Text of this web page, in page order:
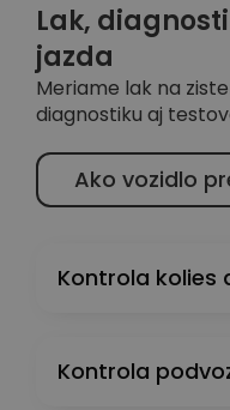
Lak,
jazda
Meriame lak na
diagnostiku aj
Ako vozidlo
Kontrola kolies
Kontrola